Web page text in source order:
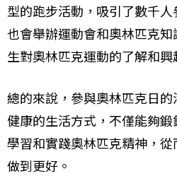
型的跑步活動，吸引了數千
也會舉辦運動會和奧林匹克
生對奧林匹克運動的了解和興
總的來說，參與奧林匹克日
健康的生活方式，不僅能夠
學習和實踐奧林匹克精神，
做到更好。